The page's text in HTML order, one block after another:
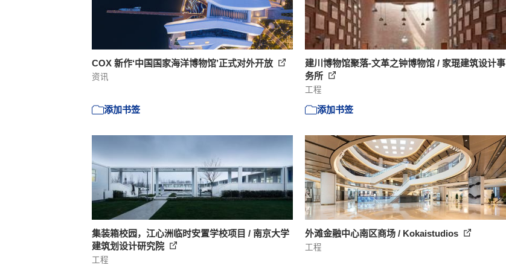
COX 新作‘中国国家海洋博物馆’正式对外开放
资讯
添加书签
建川博物馆聚落-文革之钟博物馆 / 家琨建筑设计事
务所
工程
添加书签
集装箱校园，江心洲临时安置学校项目 / 南京大学
建筑划设计研究院
工程
外滩金融中心南区商场 / Kokaistudios
工程